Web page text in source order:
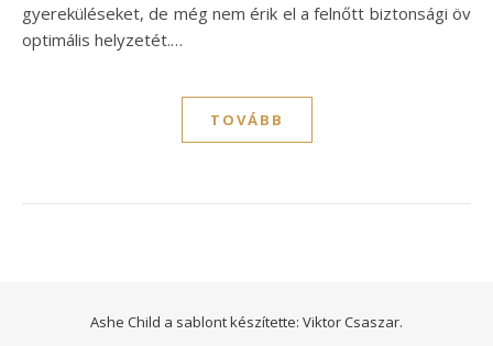
gyereküléseket, de még nem érik el a felnőtt biztonsági öv
optimális helyzetét.…
TOVÁBB
Ashe Child a sablont készítette: Viktor Csaszar.